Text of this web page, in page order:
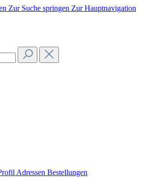
Zur Suche springen Zur Hauptnavigation
Adressen Bestellungen